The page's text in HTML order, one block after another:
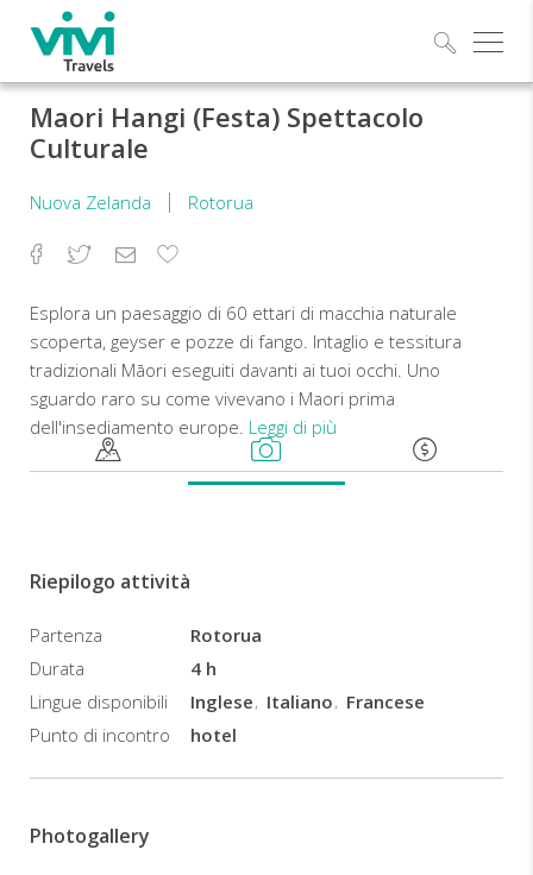
Maori Hangi (Festa) Spettacolo
Culturale
Nuova Zelanda Rotorua
Facebook
TwitterEmailAggiungi
Esplora un paesaggio di 60 ettari di macchia naturale
scoperta, geyser e pozze di fango. Intaglio e tessitura
tradizionali Māori eseguiti davanti ai tuoi occhi. Uno
sguardo raro su come vivevano i Maori prima
dell'insediamento europe. Leggi di più
in
a
Tepuia.
e
punto
di
Riepilogo attività
Partenza
Rotorua
Durata
4 h
Lingue disponibili
Inglese Italiano
Francese
Punto di incontro
hotel
Photogallery